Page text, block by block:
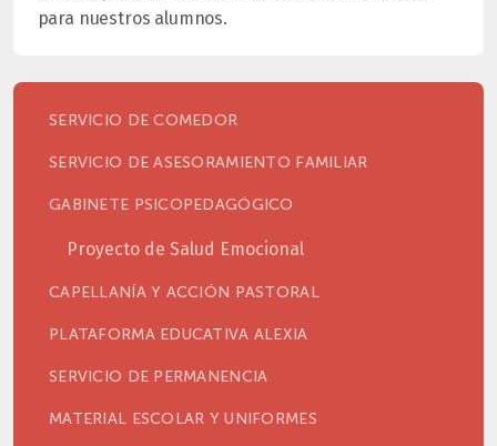
para nuestros alumnos.
SERVICIO DE COMEDOR
SERVICIO DE ASESORAMIENTO FAMILIAR
GABINETE PSICOPEDAGÓGICO
Proyecto de Salud Emocional
CAPELLANÍA Y ACCIÓN PASTORAL
PLATAFORMA EDUCATIVA ALEXIA
SERVICIO DE PERMANENCIA
MATERIAL ESCOLAR Y UNIFORMES